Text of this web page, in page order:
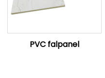
PVC falpanel